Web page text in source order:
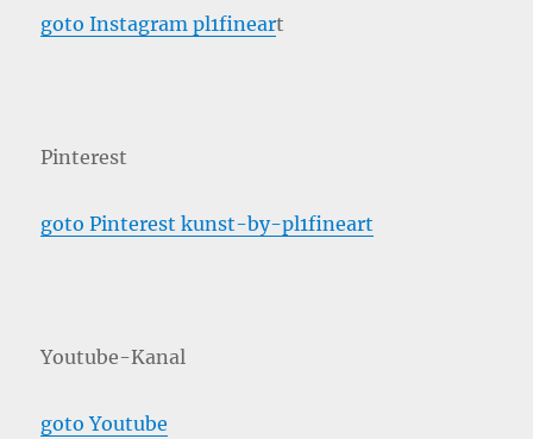
goto Instagram pl1fineart
Pinterest
goto Pinterest kunst-by-pl1fineart
Youtube-Kanal
goto Youtube